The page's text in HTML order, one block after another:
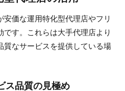
価な運用特化型代理店やフリ
す。これらは大手代理店より
質なサービスを提供している場
ス品質の見極め